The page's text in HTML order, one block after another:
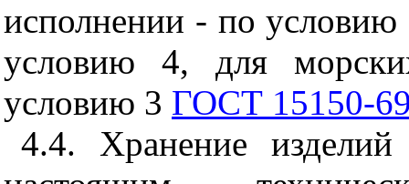
исполнении - по условию
условию 4, для
условию 3 ГОСТ 15150-
4.4. Хранение изделий